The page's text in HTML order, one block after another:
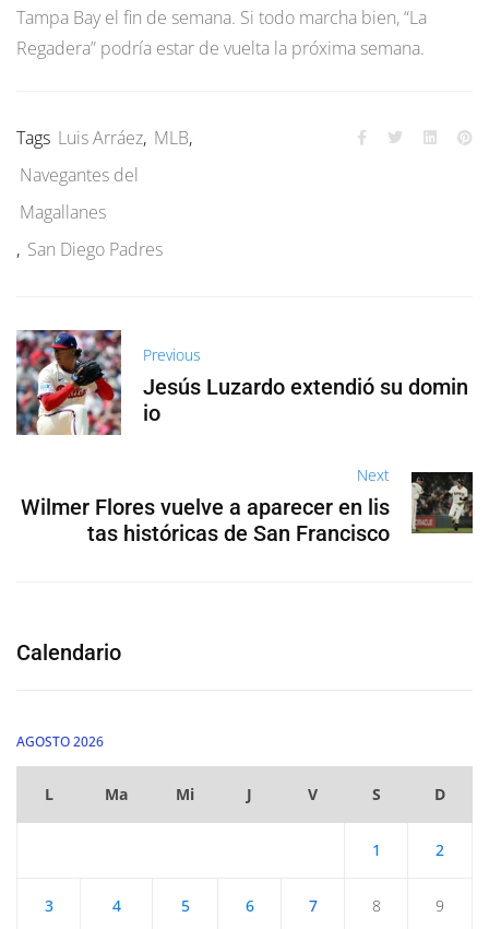
Tampa Bay el fin de semana. Si todo marcha bien, “La
Regadera” podría estar de vuelta la próxima semana.
Tags Luis Arráez, MLB,
Navegantes del
Magallanes
, San Diego Padres
Previous
Jesús Luzardo extendió su domin
io
Next
Wilmer Flores vuelve a aparecer en lis
tas históricas de San Francisco
Calendario
AGOSTO 2026
L Ma Mi J V S D
1 2
3 4 5 6 7 8 9